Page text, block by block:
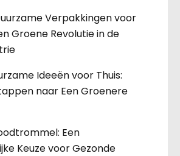
Verpakkingen voor
Groene Revolutie in de
Ideeën voor Thuis:
naar Een Groenere
Een
Keuze voor Gezonde